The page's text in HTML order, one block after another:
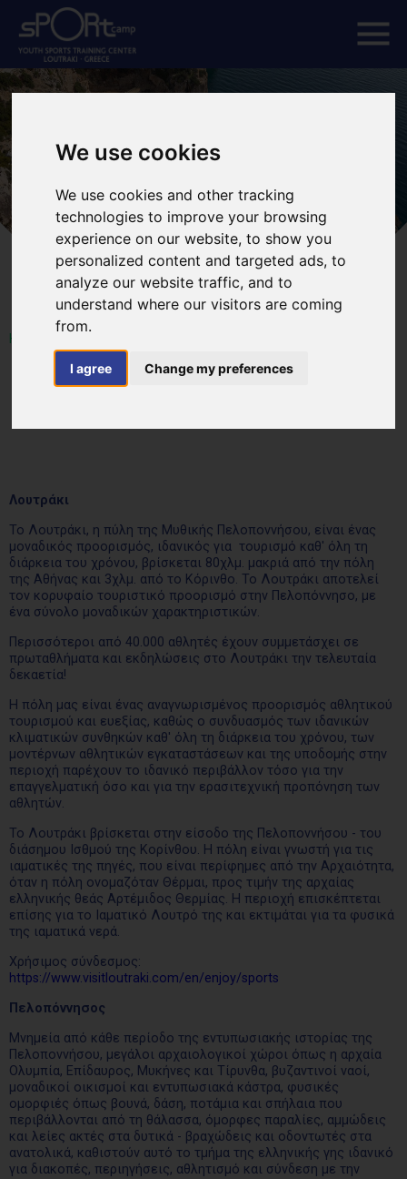
We use cookies
We use cookies and other tracking
technologies to improve your browsing
experience on our website, to show you
personalized content and targeted ads, to
analyze our website traffic, and to
understand where our visitors are coming
from.
I agree Change my preferences
HOME
Λουτράκι
Το Λουτράκι, η πύλη της Μυθικής Πελοποννήσου, είναι ένας
μοναδικός προορισμός, ιδανικός για τουρισμό καθ' όλη τη
διάρκεια του χρόνου, βρίσκεται 80χλμ. μακριά από την πόλη
της Αθήνας και 3χλμ. από το Κόρινθο. Το Λουτράκι αποτελεί
τον κορυφαίο τουριστικό προορισμό στην Πελοπόννησο, με
ένα σύνολο μοναδικών χαρακτηριστικών.
Περισσότεροι από 40.000 αθλητές έχουν συμμετάσχει σε
πρωταθλήματα και εκδηλώσεις στο Λουτράκι την τελευταία
δεκαετία!
Η πόλη μας είναι ένας αναγνωρισμένος προορισμός αθλητικού
τουρισμού και ευεξίας, καθώς ο συνδυασμός των ιδανικών
κλιματικών συνθηκών καθ' όλη τη διάρκεια του χρόνου, των
μοντέρνων αθλητικών εγκαταστάσεων και της υποδομής στην
περιοχή παρέχουν το ιδανικό περιβάλλον τόσο για την
επαγγελματική όσο και για την ερασιτεχνική προπόνηση των
αθλητών.
Το Λουτράκι βρίσκεται στην είσοδο της Πελοποννήσου - του
διάσημου Ισθμού της Κορίνθου. Η πόλη είναι γνωστή για τις
ιαματικές της πηγές, που είναι περίφημες από την Αρχαιότητα,
όταν η πόλη ονομαζόταν Θέρμαι, προς τιμήν της αρχαίας
ελληνικής θεάς Αρτέμιδος Θερμίας. Η περιοχή επισκέπτεται
επίσης για το Ιαματικό Λουτρό της και εκτιμάται για τα φυσικά
της ιαματικά νερά.
Χρήσιμος σύνδεσμος:
https://www.visitloutraki.com/en/enjoy/sports
Πελοπόννησος
Μνημεία από κάθε περίοδο της εντυπωσιακής ιστορίας της
Πελοποννήσου, μεγάλοι αρχαιολογικοί χώροι όπως η αρχαία
Ολυμπία, Επίδαυρος, Μυκήνες και Τίρυνθα, βυζαντινοί ναοί,
μοναδικοί οικισμοί και εντυπωσιακά κάστρα, φυσικές
ομορφιές όπως βουνά, δάση, ποτάμια και σπήλαια που
περιβάλλονται από τη θάλασσα, όμορφες παραλίες, αμμώδεις
και λείες ακτές στα δυτικά - βραχώδεις και οδοντωτές στα
ανατολικά, καθιστούν αυτό το τμήμα της ελληνικής γης ιδανικό
για διακοπές, περιηγήσεις, αθλητισμό και σύνδεση με την